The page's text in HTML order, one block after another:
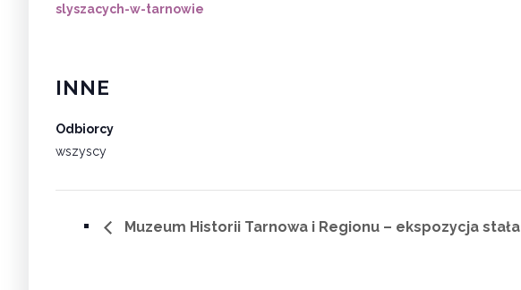
slyszacych-w-tarnowie
INNE
Odbiorcy
wszyscy
Muzeum Historii Tarnowa i Regionu – ekspozycja stała